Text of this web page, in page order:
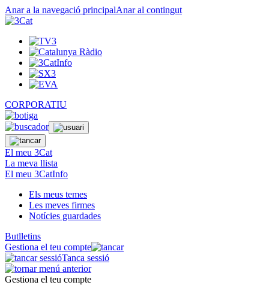
Anar a la navegació principalAnar al contingut
CORPORATIU
El meu 3Cat
La meva llista
El meu 3CatInfo
Els meus temes
Les meves firmes
Notícies guardades
Butlletins
Gestiona el teu compte
Tanca sessió
Gestiona el teu compte